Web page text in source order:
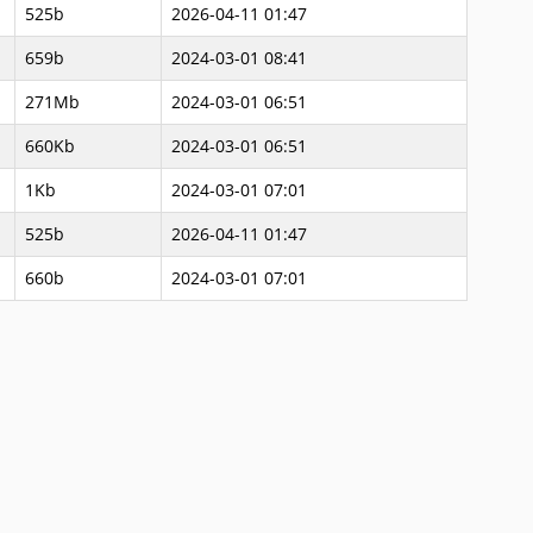
525b
2026-04-11 01:47
659b
2024-03-01 08:41
271Mb
2024-03-01 06:51
660Kb
2024-03-01 06:51
1Kb
2024-03-01 07:01
525b
2026-04-11 01:47
660b 2024-03-01 07:01